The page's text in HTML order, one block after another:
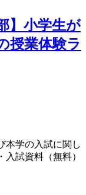
】小学生が
授業体験ラ
本学の入試に関し
試資料（無料）